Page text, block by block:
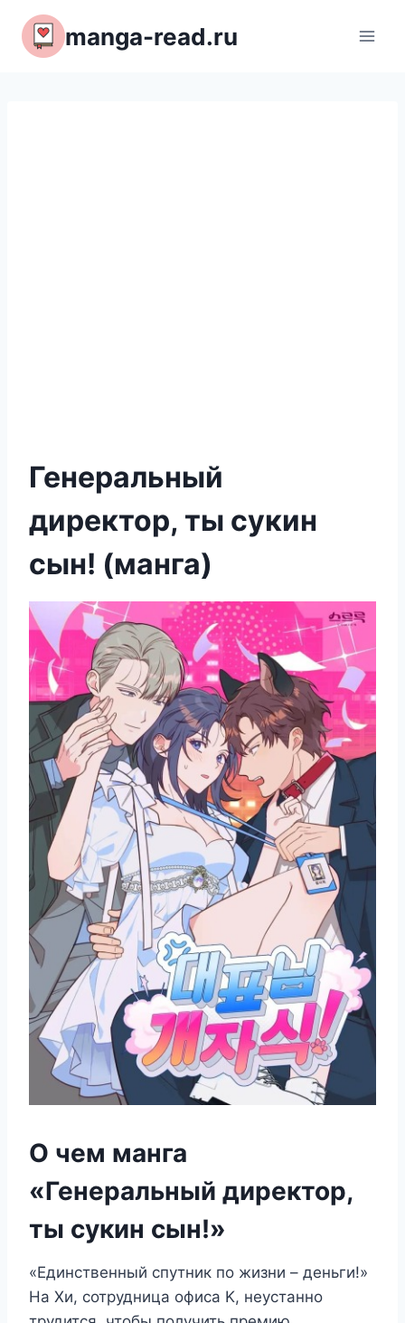
Перейти
содержимому
manga-read.ru
Генеральный
директор, ты сукин
сын! (манга)
О чем манга
«Генеральный директор,
ты сукин сын!»
«Единственный спутник по жизни – деньги!»
На Хи, сотрудница офиса K, неустанно